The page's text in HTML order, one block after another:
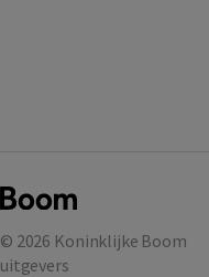
© 2026 Koninklijke Boom
uitgevers